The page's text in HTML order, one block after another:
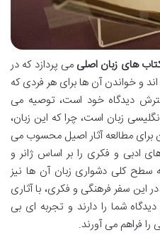
های زبان اصلی می پردازد که در
و خواندن آن ها برای هر فردی که
دیدگاه خود است، توصیه می
زبان است، چرا که این زبان،
مطالعه آثار اصیل محسوب می
ادبی و فکری را بر اساس ژانر و
سطح کلی دشواری زبان آن ها نیز
این سفر فرهنگی و فکری، با آثاری
شما را دارند و تجربه ای بی
فراهم می آورند.